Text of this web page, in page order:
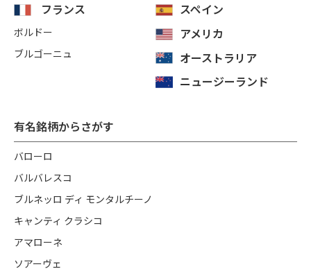
フランス
ボルドー
ブルゴーニュ
スペイン
アメリカ
オーストラリア
ニュージーランド
有名銘柄からさがす
バローロ
バルバレスコ
ブルネッロ ディ モンタルチーノ
キャンティ クラシコ
アマローネ
ソアーヴェ